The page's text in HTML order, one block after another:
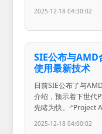
2025-12-18 04:30:02
SIE公布与AMD
使用最新技术
日前SIE公布了与
介绍，预示着下世代
先睹为快。·“Project
2025-12-18 04:00:02